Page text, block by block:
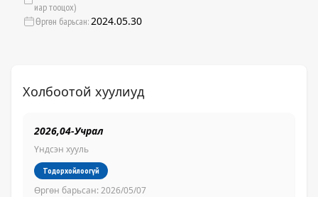
иар тооцох)
Өргөн барьсан:2024.05.30
Холбоотой хуулиуд
2026,04-Учрал
Үндсэн хууль
Тодорхойлоогүй
Өргөн барьсан: 2026/05/07